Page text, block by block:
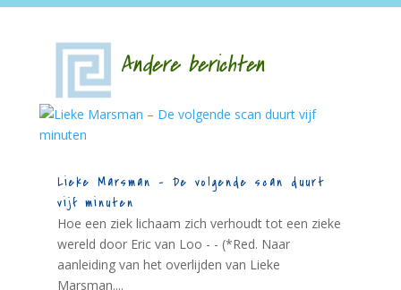
Andere berichten
Lieke Marsman – De volgende scan duurt
vijf minuten
Hoe een ziek lichaam zich verhoudt tot een zieke
wereld door Eric van Loo - - (*Red. Naar
aanleiding van het overlijden van Lieke
Marsman....